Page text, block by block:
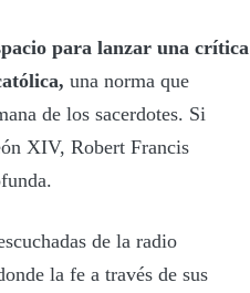
para lanzar una crítica
una norma que
de los sacerdotes. Si
XIV, Robert Francis
de la radio
la fe a través de sus